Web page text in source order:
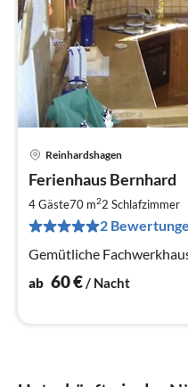
Reinhardshagen
Ferienhaus Bernhard
4 Gäste70 m22 Schlafzimmer
2
Gemütliche
ab 60€/ Nacht